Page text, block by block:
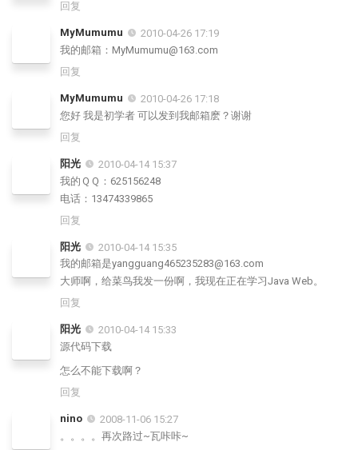
回复
MyMumumu
2010-04-26 17:19
我的邮箱：MyMumumu@163.com
回复
MyMumumu
2010-04-26 17:18
您好 我是初学者 可以发到我邮箱麽？谢谢
回复
阳光
2010-04-14 15:37
我的ＱＱ：625156248
电话：13474339865
回复
阳光
2010-04-14 15:35
我的邮箱是yangguang465235283@163.com
大师啊，给菜鸟我发一份啊，我现在正在学习Java Web。
回复
阳光
2010-04-14 15:33
源代码下载
怎么不能下载啊？
回复
nino
2008-11-06 15:27
。。。。再次路过~瓦咔咔~